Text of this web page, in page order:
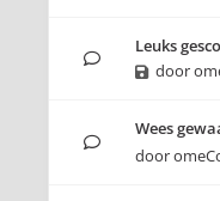
Leuks
door
Wees
door